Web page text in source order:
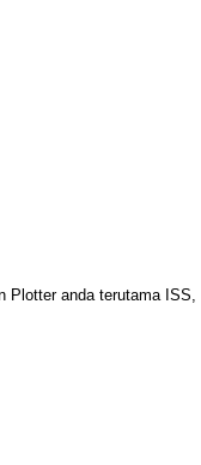
Plotter anda terutama